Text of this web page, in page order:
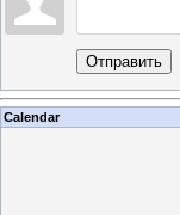
Отправить
Calendar